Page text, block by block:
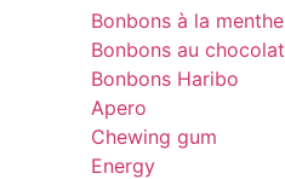
Bonbons à la menthe
Bonbons au chocolat
Bonbons Haribo
Apero
Chewing gum
Energy